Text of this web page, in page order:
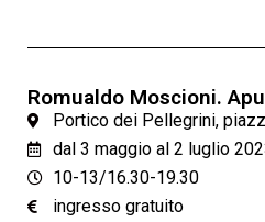
Romualdo Moscioni.
Portico dei Pellegrini,
dal 3 maggio al 2 luglio
10-13/16.30-19.30
ingresso gratuito